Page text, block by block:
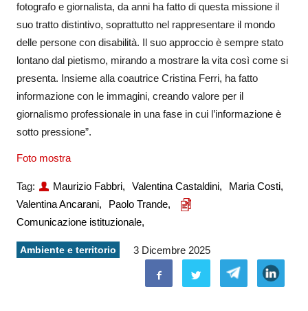
fotografo e giornalista, da anni ha fatto di questa missione il
suo tratto distintivo, soprattutto nel rappresentare il mondo
delle persone con disabilità. Il suo approccio è sempre stato
lontano dal pietismo, mirando a mostrare la vita così come si
presenta. Insieme alla coautrice Cristina Ferri, ha fatto
informazione con le immagini, creando valore per il
giornalismo professionale in una fase in cui l’informazione è
sotto pressione”.
Foto mostra
Tag: Maurizio Fabbri, Valentina Castaldini,
Maria Costi,
Valentina Ancarani,
Paolo Trande,
Comunicazione istituzionale,
Ambiente e territorio 3 Dicembre 2025